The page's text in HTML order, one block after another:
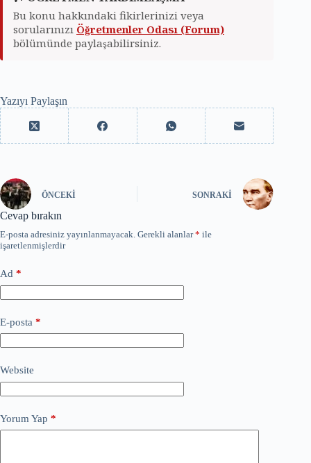
Bu konu hakkındaki fikirlerinizi veya
sorularınızı Öğretmenler Odası (Forum)
bölümünde paylaşabilirsiniz.
Yazıyı Paylaşın
ÖNCEKI SONRAKI
Cevap bırakın
E-posta adresiniz yayınlanmayacak. Gerekli alanlar* ile
işaretlenmişlerdir
Ad *
E-posta *
Website
Yorum Yap *